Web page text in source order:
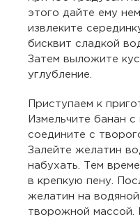
этого дайте ему
извлеките
бисквит сладкой
Затем выложите
углубление.
Приступаем к
Измельчите банан
соедините с
Залейте желатин
набухать. Тем
в крепкую пену.
желатин на
творожной массой.